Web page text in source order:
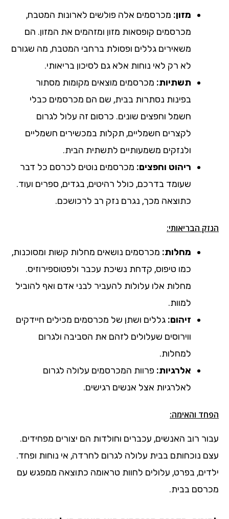
מזון: מכרסמים אלה פולשים לארונות המטבח,
מכרסמים קופסאות מזון ומזהמים את המזון. הם
משאירים גללים ופסולת ברחבי המטבח, מה שגורם
לא רק לאי נוחות אלא גם לסיכון בריאותי.
תשתיות: מכרסמים מוצאים מקומות מסתור
בפינות נסתרות בבית, שם הם מכרסמים כבלי
חשמל וחפצים שונים. כרסום זה עלול לגרום
לקצרים חשמליים, תקלות במכשירים חשמליים
ולנזקים משמעותיים לתשתית הבית.
ריהוט וחפצים: מכרסמים נוטים לכרסם כל דבר
שעומד בדרכם, כולל רהיטים, בגדים, ספרים ועוד.
כתוצאה מכך, נגרם נזק רב לרכושכם.
הנזק הבריאותי:
מחלות: מכרסמים נושאים מחלות קשות ומסוכנות,
כמו טיפוס, קדחת נשיכת עכבר ולפטוספירוזיס.
מחלות אלו עלולות להעביר לבני אדם ואף להוביל
למוות.
זיהום: גללים ושתן של מכרסמים מכילים חיידקים
ווירוסים שעלולים לזהם את הסביבה ולגרום
למחלות.
אלרגיות: פרוות המכרסמים עלולה לגרום
לאלרגיות אצל אנשים רגישים.
הפחד והאימה:
עבור רוב האנשים, עכברים וחולדות הם יצורים מפחידים.
עצם נוכחותם בבית עלולה לגרום לחרדה, אי נוחות ופחד.
ילדים, בפרט, עלולים לחוות טראומה כתוצאה ממפגש עם
מכרסם בבית.